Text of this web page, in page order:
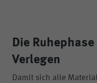
Die
Verlegen
Damit sich alle